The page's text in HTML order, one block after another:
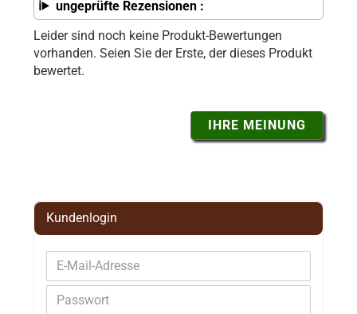
ungeprüfte Rezensionen :
Leider sind noch keine Produkt-Bewertungen
vorhanden. Seien Sie der Erste, der dieses Produkt
bewertet.
IHRE MEINUNG
Kundenlogin